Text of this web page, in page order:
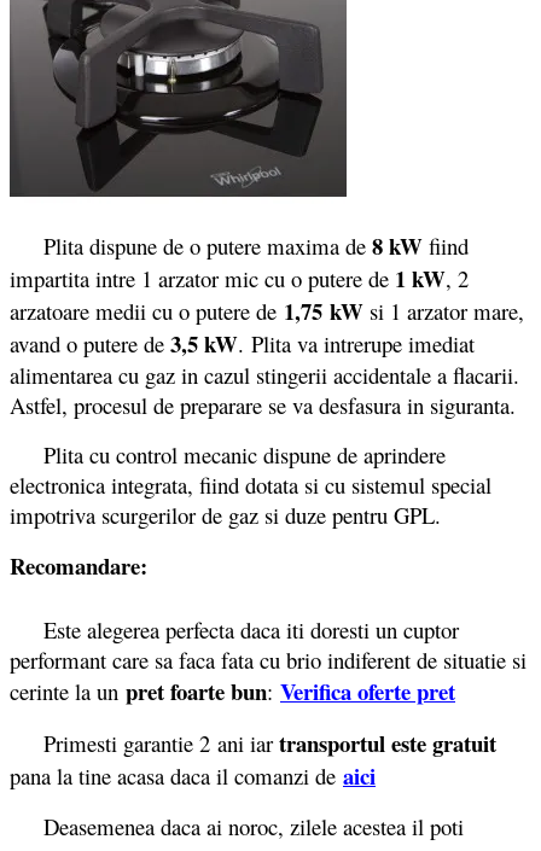
Plita dispune de o putere maxima de 8 kW fiind
impartita intre 1 arzator mic cu o putere de 1 kW, 2
arzatoare medii cu o putere de 1,75 kW si 1 arzator mare,
avand o putere de 3,5 kW. Plita va intrerupe imediat
alimentarea cu gaz in cazul stingerii accidentale a flacarii.
Astfel, procesul de preparare se va desfasura in siguranta.
Plita cu control mecanic dispune de aprindere
electronica integrata, fiind dotata si cu sistemul special
impotriva scurgerilor de gaz si duze pentru GPL.
Recomandare:
Este alegerea perfecta daca iti doresti un cuptor
performant care sa faca fata cu brio indiferent de situatie si
cerinte la un pret foarte bun: Verifica oferte pret
Primesti garantie 2 ani iar transportul este gratuit
pana la tine acasa daca il comanzi de aici
Deasemenea daca ai noroc, zilele acestea il poti